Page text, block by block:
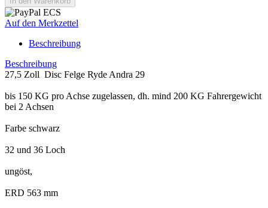
Auf den Merkzettel
Beschreibung
Beschreibung
27,5 Zoll Disc Felge Ryde Andra 29
bis 150 KG pro Achse zugelassen, dh. mind 200 KG Fahrergewicht
bei 2 Achsen
Farbe schwarz
32 und 36 Loch
ungöst,
ERD 563 mm